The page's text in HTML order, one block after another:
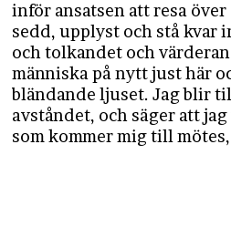
inför ansatsen att resa
sedd, upplyst och stå kvar
och tolkandet och
människa på nytt just här
bländande ljuset. Jag blir
avståndet, och säger att
som kommer mig till